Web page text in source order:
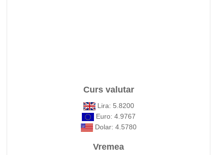
Curs valutar
Lira: 5.8200
Euro: 4.9767
Dolar: 4.5780
Vremea